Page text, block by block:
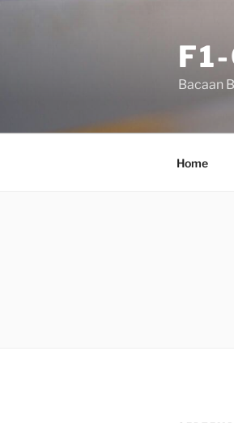
Bacaan
Home